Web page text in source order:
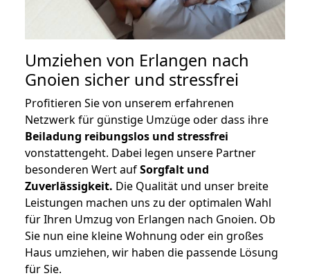
Umziehen von Erlangen nach
Gnoien sicher und stressfrei
Profitieren Sie von unserem erfahrenen
Netzwerk für günstige Umzüge oder dass ihre
Beiladung reibungslos und stressfrei
vonstattengeht. Dabei legen unsere Partner
besonderen Wert aufSorgfalt und
Zuverlässigkeit. Die Qualität und unser breite
Leistungen machen uns zu der optimalen Wahl
für Ihren Umzug von Erlangen nach Gnoien. Ob
Sie nun eine kleine Wohnung oder ein großes
Haus umziehen, wir haben die passende Lösung
für Sie.